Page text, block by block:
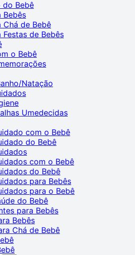
do Bebê
Bebês
de Bebê
de Bebês
o Bebê
Natação
Umedecidas
com o Bebê
do Bebê
com o Bebê
do Bebê
para Bebês
para o Bebê
do Bebê
para Bebês
Bebês
Chá de Bebê